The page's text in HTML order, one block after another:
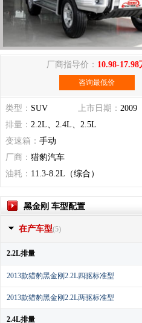
厂商指导价： 10.98-17.98
咨询最低价
类型： SUV 上市日期： 2009
排量： 2.2L、2.4L、2.5L
变速箱： 手动
厂商： 猎豹汽车
油耗： 11.3-8.2L（综合）
黑金刚 车型配置
在产车型(5)
2.2L排量
2013款猎豹黑金刚2.2L四驱标准型
2013款猎豹黑金刚2.2L两驱标准型
2.4L排量